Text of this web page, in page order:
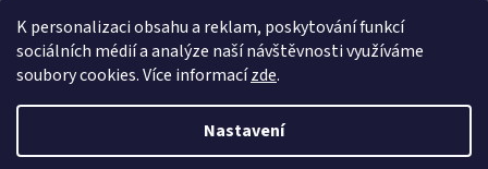
K personalizaci obsahu a reklam, poskytování funkcí
sociálních médií a analýze naší návštěvnosti využíváme
soubory cookies. Více informacízde.
Nastavení